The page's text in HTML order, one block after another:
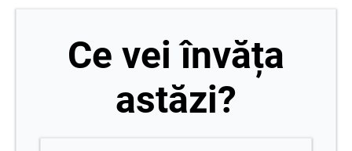
Ce vei învăța
astăzi?